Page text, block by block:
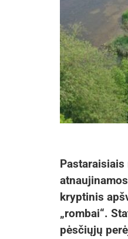
kryptinis
„rombai“.
pėsčiųjų